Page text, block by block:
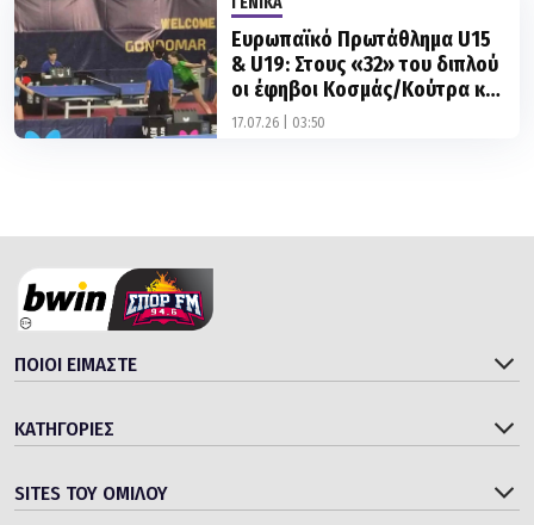
& U19: Στους «32» του διπλού
οι έφηβοι Κοσμάς/Κούτρα κι
οι κορασίδες Τασιού/
Μιχάλαρου
17.07.26 | 03:50
ΠΟΙΟΙ ΕΙΜΑΣΤΕ
ΚΑΤΗΓΟΡΙΕΣ
SITES ΤΟΥ ΟΜΙΛΟΥ
© 2006 - 2026 bwinΣΠΟΡ FM 94.6